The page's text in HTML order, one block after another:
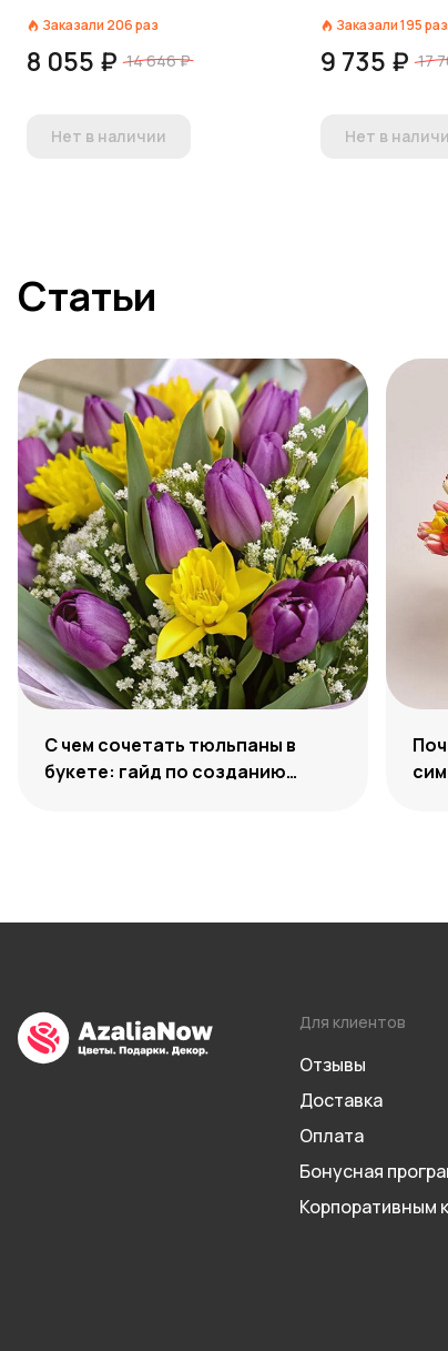
Заказали 206раз
8 055 ₽ 14 646 ₽
Нет в наличии
Заказали195раз
9 735 ₽ 17
Нет в
Статьи
С чем сочетать тюльпаны в
букете: гайд по созданию
Для клиентов
Отзывы
Доставка
Оплата
Бонусная
Корпоративным